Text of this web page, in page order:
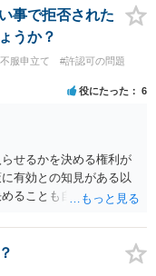
事で拒否された
うか？
服申立て
#許認可の問題
役にたった 6
せるかを決める権利が
有効との知見がある以
ることも自由であり、
法など各種業法で定め
すし、公の施設でもマ
が、民間のお店に対し